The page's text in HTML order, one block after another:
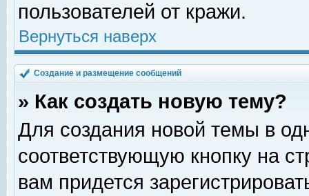
пользователей от кражи.
Вернуться наверх
Создание и размещение сообщений
» Как создать новую тему?
Для создания новой темы в
соответствующую кнопку на
вам придется